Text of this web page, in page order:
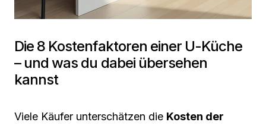
Die 8 Kostenfaktoren einer U-Küche
– und was du dabei übersehen
kannst
Viele Käufer unterschätzen die Kosten der